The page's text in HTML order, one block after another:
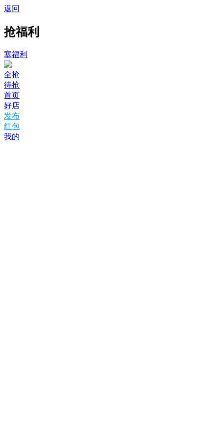
返回
抢福利
塞福利
全抢
待抢
首页
好店
发布
红包
我的